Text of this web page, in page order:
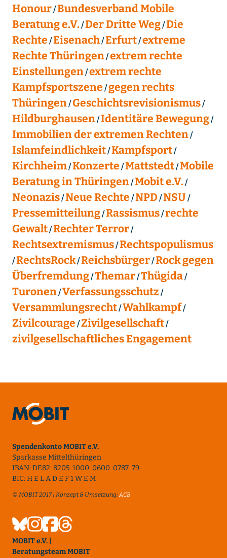
Honour Bundesverband Mobile
Beratung e.V. Der Dritte Weg Die
Rechte Eisenach Erfurt extreme
Rechte Thüringen extrem rechte
Einstellungen extrem rechte
Kampfsportszene gegen rechts
Thüringen Geschichtsrevisionismus
Hildburghausen Identitäre Bewegung
Immobilien der extremen Rechten
Islamfeindlichkeit Kampfsport
Kirchheim Konzerte Mattstedt Mobile
Beratung in Thüringen Mobit e.V.
Neonazis Neue Rechte NPD NSU
Pressemitteilung Rassismus rechte
Gewalt Rechter Terror
Rechtsextremismus Rechtspopulismus
RechtsRock Reichsbürger Rock gegen
Überfremdung Themar Thügida
Turonen Verfassungsschutz
Versammlungsrecht Wahlkampf
Zivilcourage Zivilgesellschaft
zivilgesellschaftliches Engagement
Spendenkonto MOBIT e.V.
Sparkasse Mittelthüringen
IBAN: DE82 8205 1000 0600 0787 79
BIC: H E L A D E F 1 W E M
© MOBIT 2017 | Konzept & Umsetzung:ACB
MOBIT e.V. |
Beratungsteam MOBIT